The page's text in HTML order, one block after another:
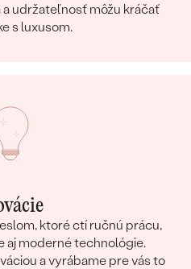
a udržateľnosť môžu kráčať
s luxusom.
ktoré ctí ručnú prácu,
aj moderné technológie.
a vyrábame pre vás to